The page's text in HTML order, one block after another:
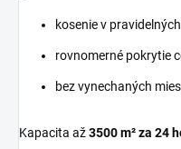
kosenie v
rovnomerné pokrytie
bez vynechaných
Kapacita až3500 m² za 24